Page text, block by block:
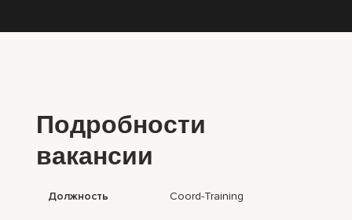
Подробности
вакансии
Должность Coord-Training